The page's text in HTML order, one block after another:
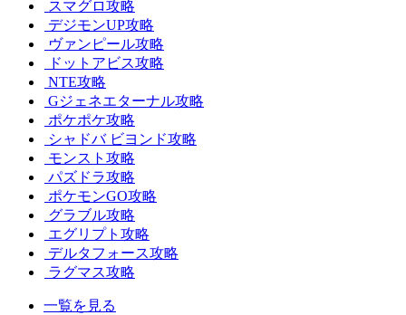
スマグロ攻略
デジモンUP攻略
ヴァンピール攻略
ドットアビス攻略
NTE攻略
Gジェネエターナル攻略
ポケポケ攻略
シャドバ ビヨンド攻略
モンスト攻略
パズドラ攻略
ポケモンGO攻略
グラブル攻略
エグリプト攻略
デルタフォース攻略
ラグマス攻略
一覧を見る